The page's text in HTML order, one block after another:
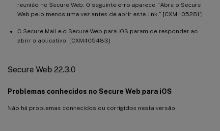
reunião no Secure Web. O seguinte erro aparece: “Abra o Secure
Web pelo menos uma vez antes de abrir este link.” [CXM-105281]
O Secure Mail e o Secure Web para iOS param de responder ao
abrir o aplicativo. [CXM-105483]
Secure Web 22.3.0
Problemas conhecidos no Secure Web para iOS
Não há problemas conhecidos ou corrigidos nesta versão.
Secure Web 10.8.26